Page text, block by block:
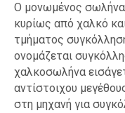
Ο μονωμένος
κυρίως από χαλκό
τμήματος
ονομάζεται
χαλκοσωλήνα
αντίστοιχου
στη μηχανή για